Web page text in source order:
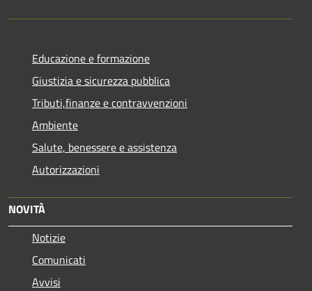
Educazione e formazione
Giustizia e sicurezza pubblica
Tributi,finanze e contravvenzioni
Ambiente
Salute, benessere e assistenza
Autorizzazioni
NOVITÀ
Notizie
Comunicati
Avvisi